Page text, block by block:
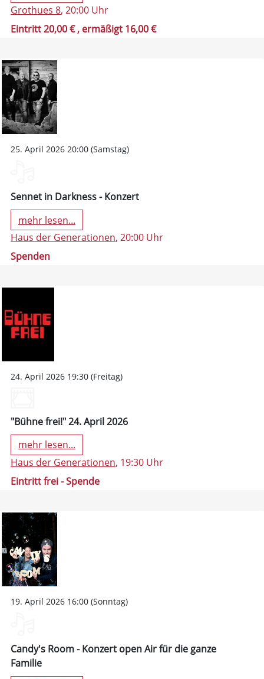
Grothues 8, 20:00 Uhr
Eintritt 20,00 €, ermäßigt 16,00 €
25. April 2026 20:00 (Samstag)
Sennet in Darkness - Konzert
mehr lesen...
Haus der Generationen, 20:00 Uhr
Spenden
24. April 2026 19:30 (Freitag)
"Bühne frei!" 24. April 2026
mehr lesen...
Haus der Generationen, 19:30 Uhr
Eintritt frei - Spende
19. April 2026 16:00 (Sonntag)
Candy's Room - Konzert open Air für die ganze
Familie